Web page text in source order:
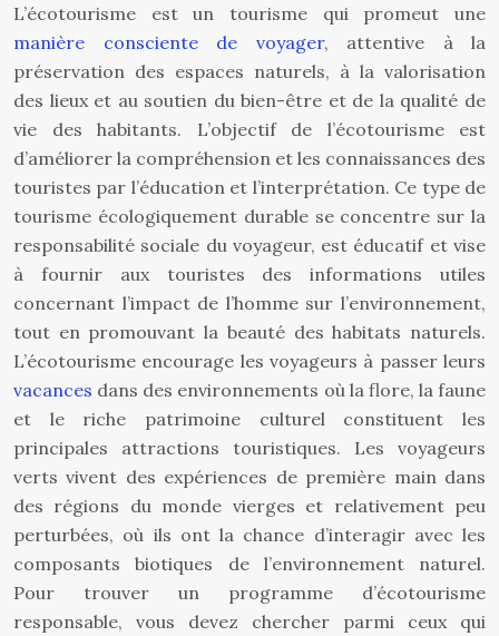
L’écotourisme est un tourisme qui promeut une
manière consciente de voyager, attentive à la
préservation des espaces naturels, à la valorisation
des lieux et au soutien du bien-être et de la qualité de
vie des habitants. L’objectif de l’écotourisme est
d’améliorer la compréhension et les connaissances des
touristes par l’éducation et l’interprétation. Ce type de
tourisme écologiquement durable se concentre sur la
responsabilité sociale du voyageur, est éducatif et vise
à fournir aux touristes des informations utiles
concernant l’impact de l’homme sur l’environnement,
tout en promouvant la beauté des habitats naturels.
L’écotourisme encourage les voyageurs à passer leurs
vacances dans des environnements où la flore, la faune
et le riche patrimoine culturel constituent les
principales attractions touristiques. Les voyageurs
verts vivent des expériences de première main dans
des régions du monde vierges et relativement peu
perturbées, où ils ont la chance d’interagir avec les
composants biotiques de l’environnement naturel.
Pour trouver un programme d’écotourisme
responsable, vous devez chercher parmi ceux qui